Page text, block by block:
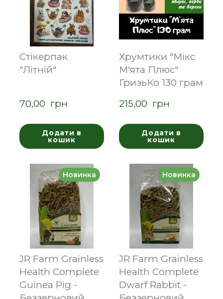
Стікерпак
"Літній"
70,00  грн
Додати в
кошик
Хрумтики "Мікс
М'ята Плюс"
ГризьКо 130 грам
215,00  грн
Додати в
кошик
Новинка
JR Farm Grainless
Health Complete
Guinea Pig -
Новинка
JR Farm Grainless
Health Complete
Dwarf Rabbit -